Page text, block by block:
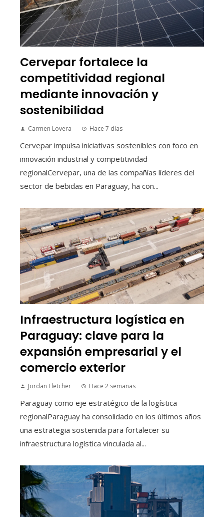
Cervepar fortalece la
competitividad regional
mediante innovación y
sostenibilidad
Carmen Lovera Hace 7 días
Cervepar impulsa iniciativas sostenibles con foco en
innovación industrial y competitividad
regionalCervepar, una de las compañías líderes del
sector de bebidas en Paraguay, ha con...
Infraestructura logística en
Paraguay: clave para la
expansión empresarial y el
comercio exterior
Jordan Fletcher Hace 2 semanas
Paraguay como eje estratégico de la logística
regionalParaguay ha consolidado en los últimos años
una estrategia sostenida para fortalecer su
infraestructura logística vinculada al...